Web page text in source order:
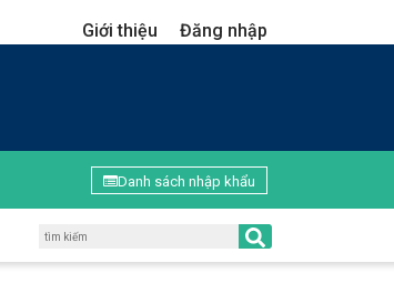
Giới thiệu Đăng nhập
Danh sách nhập khẩu